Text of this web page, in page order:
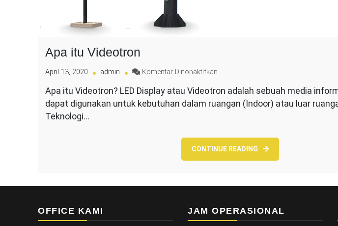
Apa itu Videotron
April 13, 2020 admin Komentar Dinonaktifkan
itu
Videotron
Apa itu Videotron? LED Display atau Videotron adalah sebuah media
dapat digunakan untuk kebutuhan dalam ruangan (Indoor) atau luar
Teknologi…
CONTINUE READING
OFFICE KAMI JAM OPERASIONAL